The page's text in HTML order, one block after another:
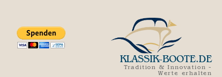
KLASSIK-BOOTE.DE
Tradition & Innovation -
Werte erhalten